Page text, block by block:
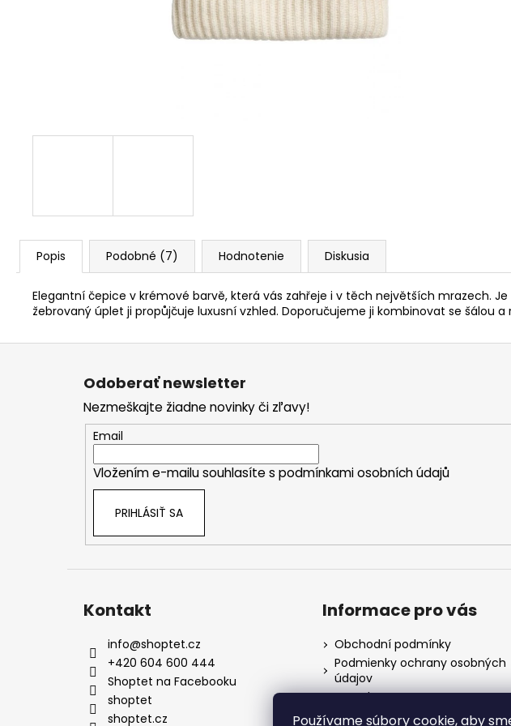
Používame súbory cookie, aby
Popis Podobné (7) Hodnotenie Diskusia
Elegantní čepice v krémové barvě, která vás zahřeje i v těch největších mrazech.
žebrovaný úplet ji propůjčuje luxusní vzhled. Doporučujeme ji kombinovat se šálou
789 Kč
Z
Odoberať newsletter
Nezmeškajte žiadne novinky či zľavy!
Email
Vložením e-mailu souhlasíte s podmínkami osobních údajů
PRIHLÁSIŤ SA
Kontakt
info@shoptet.cz
+420 604 600 444
Shoptet na Facebooku
shoptet
shoptet.cz
Informace pro vás
Obchodní podmínky
Podmienky ochrany osobných
údajov
Kontakty